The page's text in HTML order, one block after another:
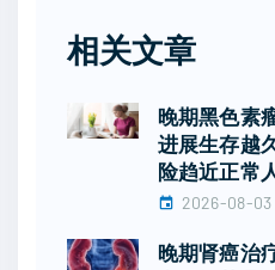
相关文章
晚期黑色素
进展生存越
险趋近正常
2026-08-03
晚期肾癌治